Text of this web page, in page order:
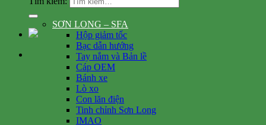
SƠN LONG – SFA
Hộp giảm tốc
Bạc dẫn hướng
Tay nắm và Bản lề
Cáp OEM
Bánh xe
Lò xo
Con lăn điện
Tinh chỉnh Sơn Long
IMAO